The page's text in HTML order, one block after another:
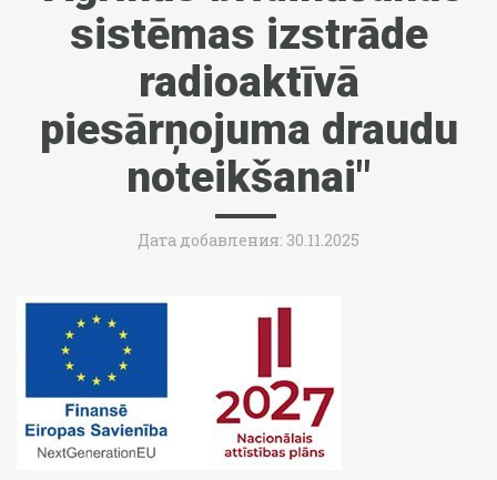
sistēmas izstrāde
radioaktīvā
piesārņojuma draudu
noteikšanai"
Дата добавления: 30.11.2025